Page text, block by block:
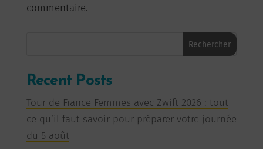
commentaire.
Rechercher
Recent Posts
Tour de France Femmes avec Zwift 2026 : tout
ce qu’il faut savoir pour préparer votre journée
du 5 août